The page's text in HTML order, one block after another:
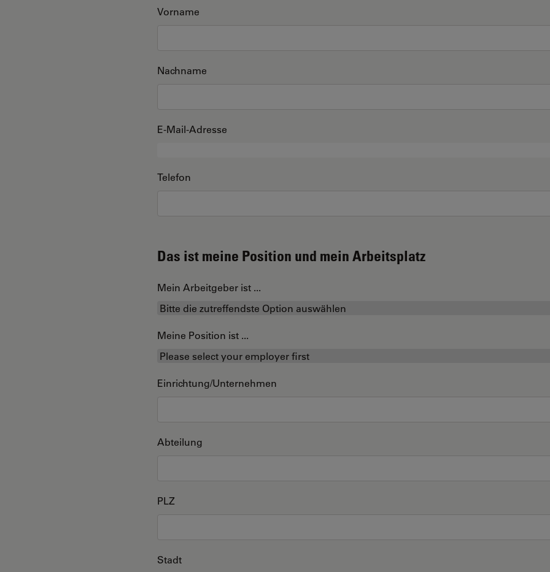
Vorname
Nachname
E-Mail-Adresse
Telefon
Das ist meine Position und mein Arbeitsplatz
Mein Arbeitgeber ist ...
Meine Position ist ...
Einrichtung/Unternehmen
Abteilung
PLZ
Stadt